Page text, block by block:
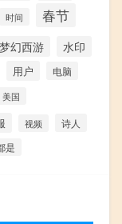
时间 春节
梦幻西游 水印
用户 电脑
美国
视频 诗人
是